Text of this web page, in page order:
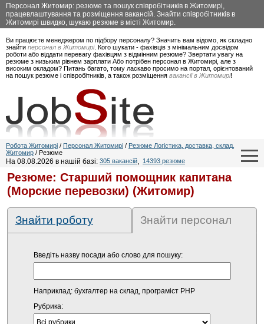
Персонал Житомир: резюме та пошук співробітників в Житомирі,
працевлаштування та розміщення вакансій. Знайти співробітників в
Житомирі швидко, шукаю резюме в місті Житомир.
Ви працюєте менеджером по підбору персоналу? Значить вам відомо, як складно
знайти персонал в Житомирі. Кого шукати - фахівців з мінімальним досвідом
роботи або віддати перевагу фахівцям з відмінним резюме? Звертати увагу на
резюме з низьким рівнем зарплати Або потрібен персонал в Житомирі, але з
високим окладом? Питань багато, тому ласкаво просимо на портал, орієнтований
на пошук резюме і співробітників, а також розміщення вакансії в Житомирі!
Робота Житомирі / Персонал Житомирі / Резюме Логістика, доставка, склад,
Житомир / Резюме
На 08.08.2026 в нашій базі: 305 вакансій, 14393 резюме
Резюме: Старший помощник капитана
(Морские перевозки) (Житомир)
Знайти роботу Знайти персонал
Введіть назву посади або слово для пошуку:
Наприклад: бухгалтер на склад, програміст PHP
Рубрика: